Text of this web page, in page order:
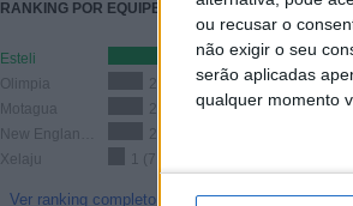
ou recusar o
não exigir o seu
serão aplicadas
qualquer momento
RANKING POR EQUIPES
Esteli
3 (21,43%)
Olimpia
2 (14,29%)
Motagua
2 (14,29%)
2 (14,29%)
Xelaju
1 (7,14%)
Ver ranking completo